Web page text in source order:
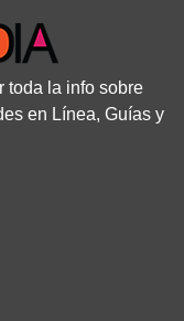
toda la info sobre
en Línea, Guías y